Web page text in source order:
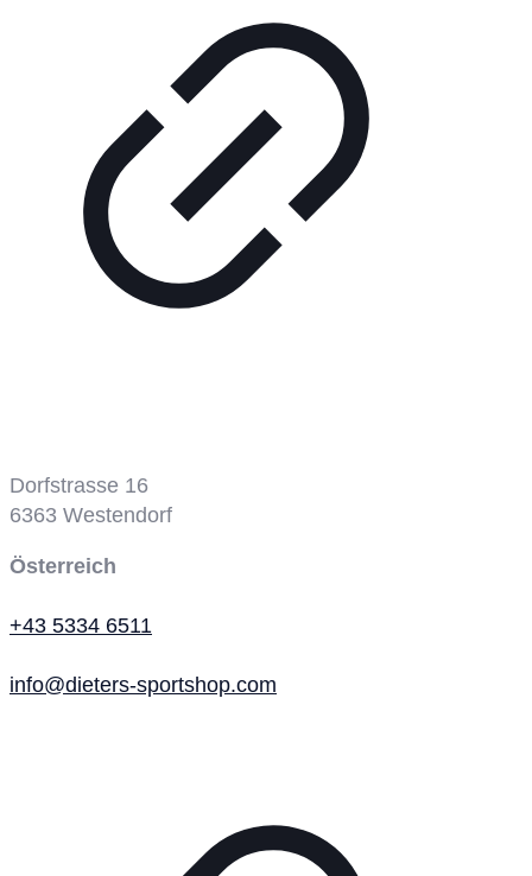
Dorfstrasse 16
6363 Westendorf
Österreich
+43 5334 6511
info@dieters-sportshop.com